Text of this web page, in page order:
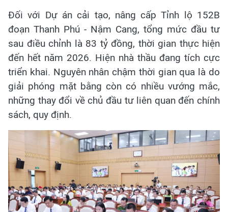
Đối với Dự án cải tạo, nâng cấp Tỉnh lộ 152B
đoạn Thanh Phú - Nậm Cang, tổng mức đầu tư
sau điều chỉnh là 83 tỷ đồng, thời gian thực hiện
đến hết năm 2026. Hiện nhà thầu đang tích cực
triển khai. Nguyên nhân chậm thời gian qua là do
giải phóng mặt bằng còn có nhiều vướng mắc,
những thay đổi về chủ đầu tư liên quan đến chính
sách, quy định.